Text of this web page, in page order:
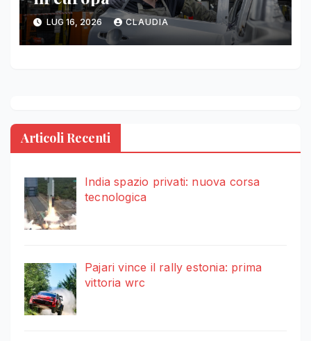
LUG 16, 2026 CLAUDIA
Articoli Recenti
India spazio privati: nuova corsa
tecnologica
Pajari vince il rally estonia: prima
vittoria wrc